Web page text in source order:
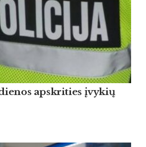
apskrities įvykių